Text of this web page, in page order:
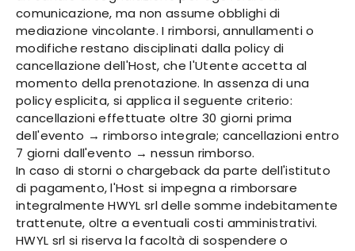
comunicazione, ma non assume obblighi di
mediazione vincolante. I rimborsi, annullamenti o
modifiche restano disciplinati dalla policy di
cancellazione dell'Host, che l'Utente accetta al
momento della prenotazione. In assenza di una
policy esplicita, si applica il seguente criterio:
cancellazioni effettuate oltre 30 giorni prima
dell'evento → rimborso integrale; cancellazioni entro
7 giorni dall'evento → nessun rimborso.
In caso di storni o chargeback da parte dell'istituto
di pagamento, l'Host si impegna a rimborsare
integralmente HWYL srl delle somme indebitamente
trattenute, oltre a eventuali costi amministrativi.
HWYL srl si riserva la facoltà di sospendere o